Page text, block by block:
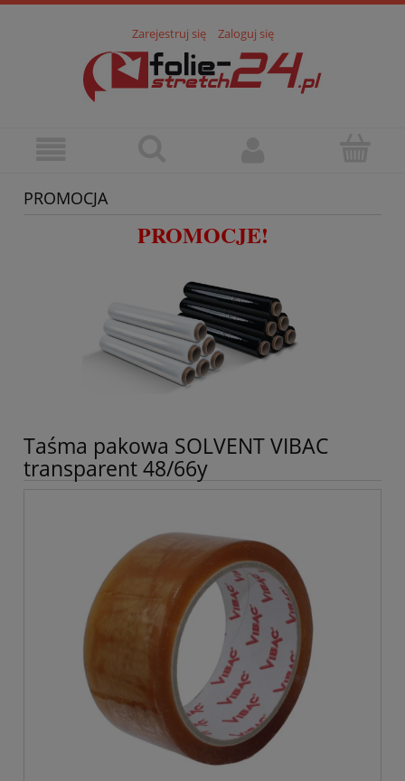
Zarejestruj się Zaloguj się
PROMOCJA
PROMOCJE!
Taśma pakowa SOLVENT VIBAC
transparent 48/66y